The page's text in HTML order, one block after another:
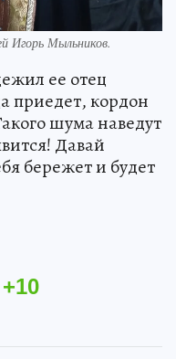
Игорь Мыльников.
ее отец
приедет, кордон
шума наведут
Давай
бережет и будет
+10